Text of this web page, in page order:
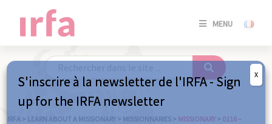
MENU
SE
/
IRFA > LEARN ABOUT A MISSIONARY > MISSIONNARIES > MISSIONARY > 0116 –
S'inscrire à la newsletter de l'IRFA - Sign
up for the IRFA newsletter
X